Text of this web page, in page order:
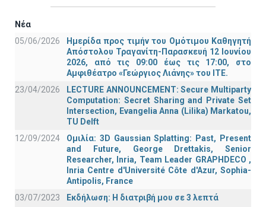
Νέα
05/06/2026
Ημερίδα προς τιμήν του Ομότιμου Καθηγητή
Απόστολου Τραγανίτη-Παρασκευή 12 Ιουνίου
2026, από τις 09:00 έως τις 17:00, στο
Αμφιθέατρο «Γεώργιος Λιάνης» του ΙΤΕ.
23/04/2026
LECTURE ANNOUNCEMENT: Secure Multiparty
Computation: Secret Sharing and Private Set
Intersection, Evangelia Anna (Lilika) Markatou,
TU Delft
12/09/2024
Ομιλία: 3D Gaussian Splatting: Past, Present
and Future, George Drettakis, Senior
Researcher, Inria, Team Leader GRAPHDECO ,
Inria Centre d'Université Côte d'Azur, Sophia-
Antipolis, France
03/07/2023
Εκδήλωση: Η διατριβή μου σε 3 λεπτά